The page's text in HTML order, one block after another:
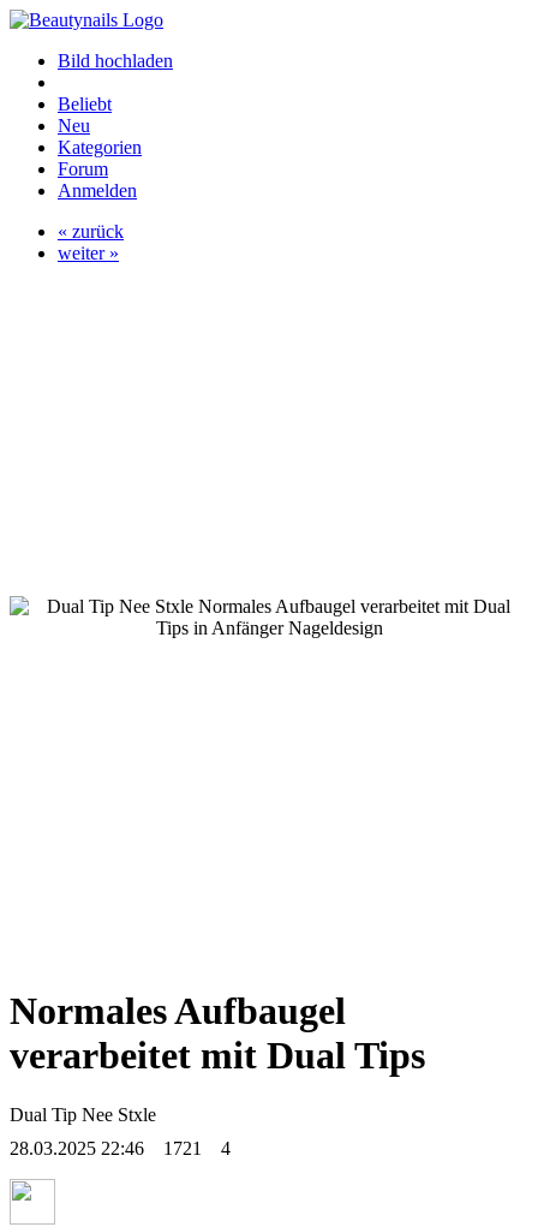
Bild hochladen
Beliebt
Neu
Kategorien
Forum
Anmelden
« zurück
weiter »
Normales Aufbaugel
verarbeitet mit Dual Tips
Dual Tip Nee Stxle
28.03.2025 22:46
1721 4